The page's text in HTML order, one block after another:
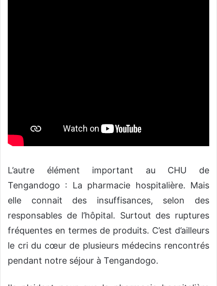
L’autre élément important au CHU de
Tengandogo : La pharmacie hospitalière. Mais
elle connait des insuffisances, selon des
responsables de l’hôpital. Surtout des ruptures
fréquentes en termes de produits. C’est d’ailleurs
le cri du cœur de plusieurs médecins rencontrés
pendant notre séjour à Tengandogo.